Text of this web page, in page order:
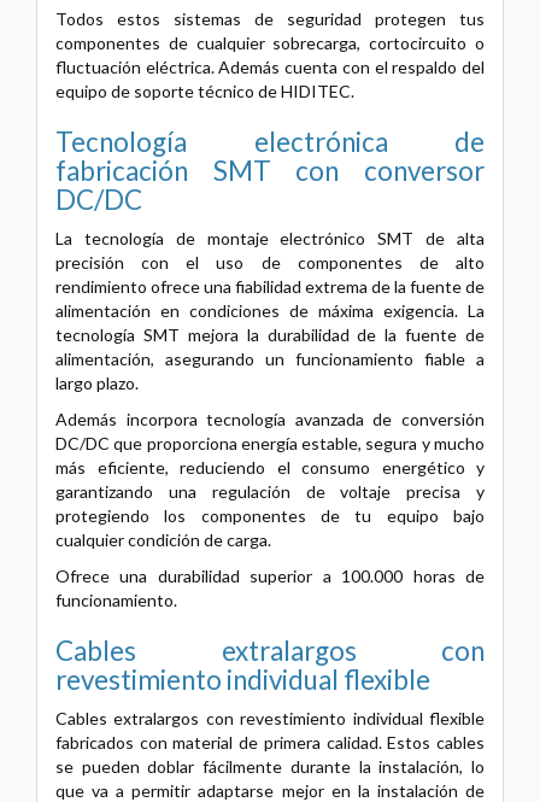
Todos estos sistemas de seguridad protegen tus
componentes de cualquier sobrecarga, cortocircuito o
fluctuación eléctrica. Además cuenta con el respaldo del
equipo de soporte técnico de HIDITEC.
Tecnología electrónica de
fabricación SMT con conversor
DC/DC
La tecnología de montaje electrónico SMT de alta
precisión con el uso de componentes de alto
rendimiento ofrece una fiabilidad extrema de la fuente de
alimentación en condiciones de máxima exigencia. La
tecnología SMT mejora la durabilidad de la fuente de
alimentación, asegurando un funcionamiento fiable a
largo plazo.
Además incorpora tecnología avanzada de conversión
DC/DC que proporciona energía estable, segura y mucho
más eficiente, reduciendo el consumo energético y
garantizando una regulación de voltaje precisa y
protegiendo los componentes de tu equipo bajo
cualquier condición de carga.
Ofrece una durabilidad superior a 100.000 horas de
funcionamiento.
Cables extralargos con
revestimiento individual flexible
Cables extralargos con revestimiento individual flexible
fabricados con material de primera calidad. Estos cables
se pueden doblar fácilmente durante la instalación, lo
que va a permitir adaptarse mejor en la instalación de